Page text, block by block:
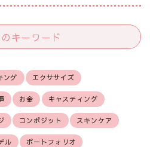
キーワード
ング エクササイズ
お金 キャスティング
コンポジット スキンケア
ル ポートフォリオ